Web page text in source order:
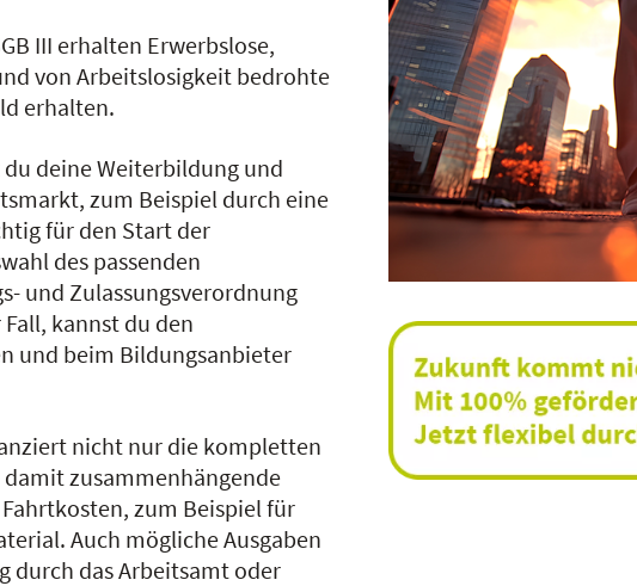
III erhalten Erwerbslose,
von Arbeitslosigkeit bedrohte
erhalten.
deine Weiterbildung und
zum Beispiel durch eine
für den Start der
des passenden
und Zulassungsverordnung
kannst du den
und beim Bildungsanbieter
nicht nur die kompletten
zusammenhängende
zum Beispiel für
Auch mögliche Ausgaben
durch das Arbeitsamt oder